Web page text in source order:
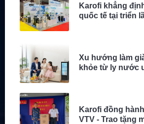
Karofi khẳng
quốc tế tại triển
Xu hướng làm
khỏe từ ly nước
Karofi đồng
VTV - Trao tặng